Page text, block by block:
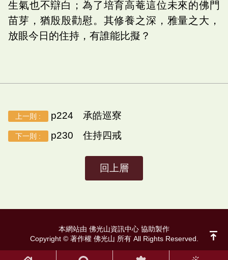
生氣也不辯白；為了培育高菴這位未來的佛門
苗芽，猶殷殷勸慰。其修養之深，雅量之大，
放眼今日的住持，有誰能比擬？
上一則 : p224 承皓巡寮
下一則 : p230 住持四戒
回上層
本網站由 佛光山資訊中心 協助製作
Copyright © 著作權 佛光山 所有 All Rights Reserved.